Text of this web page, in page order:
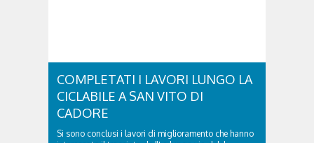
COMPLETATI I LAVORI LUNGO LA
CICLABILE A SAN VITO DI
CADORE
Si sono conclusi i lavori di miglioramento che hanno